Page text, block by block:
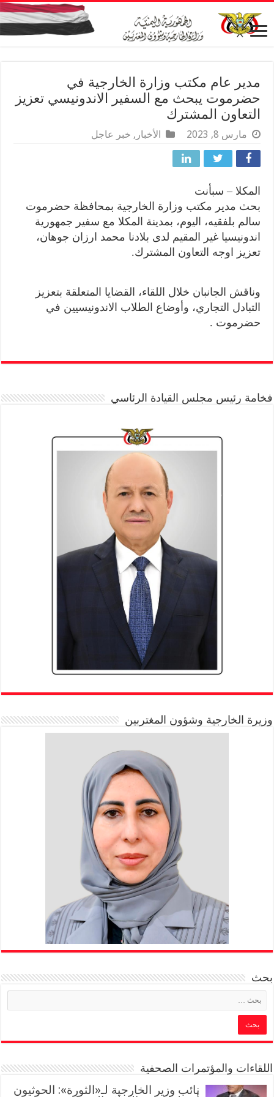
مدير عام مكتب وزارة الخارجية في
حضرموت يبحث مع السفير الاندونيسي تعزيز
التعاون المشترك
مارس 8, 2023 الأخبار , خبر عاجل
المكلا – سبأنت
بحث مدير مكتب وزارة الخارجية بمحافظة حضرموت
سالم بلفقيه، اليوم، بمدينة المكلا مع سفير جمهورية
اندونيسيا غير المقيم لدى بلادنا محمد ارزان جوهان،
تعزيز اوجه التعاون المشترك.
وناقش الجانبان خلال اللقاء، القضايا المتعلقة بتعزيز
التبادل التجاري، وأوضاع الطلاب الاندونيسيين في
حضرموت .
فخامة رئيس مجلس القيادة الرئاسي
وزيرة الخارجية وشؤون المغتربين
بحث
اللقاءات والمؤتمرات الصحفية
‏نائب وزير الخارجية لـ«الثورة»: الحوثيون